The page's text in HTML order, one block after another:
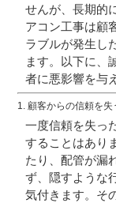
せんが、長期的
アコン工事は顧
ラブルが発生し
ます。以下に、
者に悪影響を与
1.顧客からの信頼を失
一度信頼を失っ
することはあり
たり、配管が漏
ず、隠すような
気付きます。そ